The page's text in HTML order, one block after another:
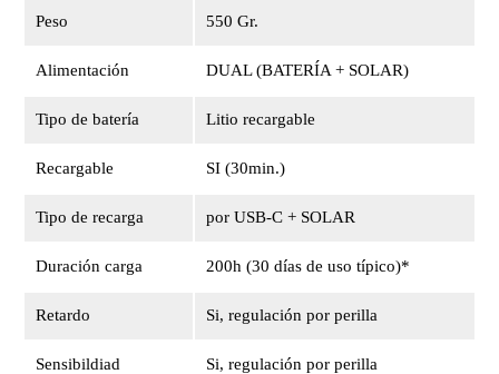
Peso 550 Gr.
Alimentación DUAL (BATERÍA + SOLAR)
Tipo de batería Litio recargable
Recargable SI (30min.)
Tipo de recarga por USB-C + SOLAR
Duración carga 200h (30 días de uso típico)*
Retardo Si, regulación por perilla
Sensibildiad Si, regulación por perilla